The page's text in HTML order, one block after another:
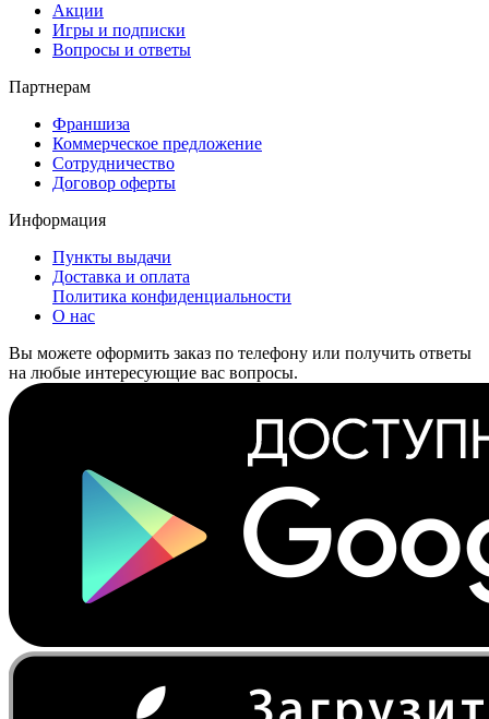
Акции
Игры и подписки
Вопросы и ответы
Партнерам
Франшиза
Коммерческое предложение
Сотрудничество
Договор оферты
Информация
Пункты выдачи
Доставка и оплата
Политика конфиденциальности
О нас
Вы можете оформить заказ по телефону или получить ответы
на любые интересующие вас вопросы.